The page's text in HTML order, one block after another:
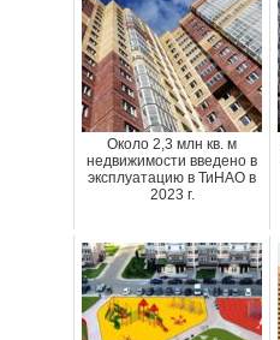
Около 2,3 млн кв. м
недвижимости введено в
эксплуатацию в ТиНАО в
2023 г.